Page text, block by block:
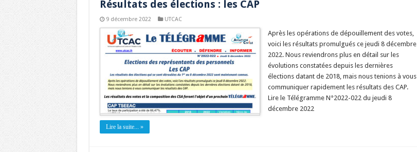
Résultats des élections : les CAP
9 décembre 2022 UTCAC
Après les opérations de dépouillement des votes,
voici les résultats promulgués ce jeudi 8 décembre
2022. Nous reviendrons plus en détail sur les
évolutions constatées depuis les dernières
élections datant de 2018, mais nous tenions à vous
communiquer rapidement les résultats des CAP.
Lire le Télégramme N°2022-022 du jeudi 8
décembre 2022
Lire la suite... »